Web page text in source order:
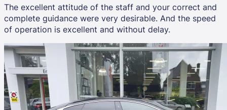
The excellent attitude of the staff and your correct and
complete guidance were very desirable. And the speed
of operation is excellent and without delay.